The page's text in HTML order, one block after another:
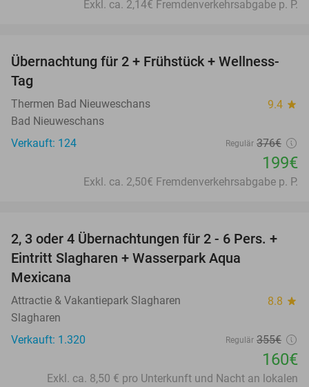
Exkl. ca. 2,14€ Fremdenverkehrsabgabe p. P.
47%
Übernachtung für 2 + Frühstück + Wellness-
Tag
Thermen Bad Nieuweschans 9.4 star
Bad Nieuweschans
Verkauft: 124
Regulär 376€
199€
Exkl. ca. 2,50€ Fremdenverkehrsabgabe p. P.
55%
2, 3 oder 4 Übernachtungen für 2 - 6 Pers. +
Eintritt Slagharen + Wasserpark Aqua
Mexicana
Attractie & Vakantiepark Slagharen 8.8 star
Slagharen
Verkauft: 1.320
Regulär 355€
160€
Exkl. ca. 8,50 € pro Unterkunft und Nacht an lokalen